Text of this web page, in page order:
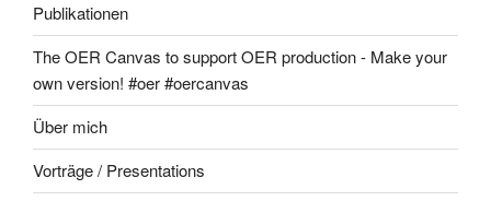
Publikationen
The OER Canvas to support OER production - Make your
own version! #oer #oercanvas
Über mich
Vorträge / Presentations